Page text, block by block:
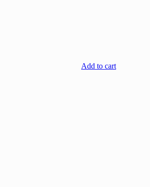
Add to cart